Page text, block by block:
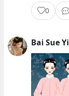
0
Bai Sue Yi